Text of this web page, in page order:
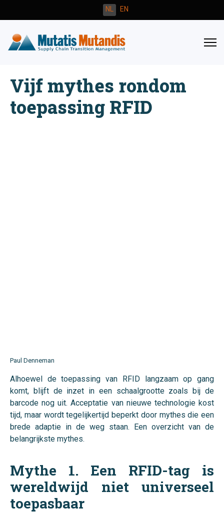
Selecteer de taal
NL EN
Vijf mythes rondom
toepassing RFID
Paul Denneman
Alhoewel de toepassing van RFID langzaam op gang
komt, blijft de inzet in een schaalgrootte zoals bij de
barcode nog uit. Acceptatie van nieuwe technologie kost
tijd, maar wordt tegelijkertijd beperkt door mythes die een
brede adaptie in de weg staan. Een overzicht van de
belangrijkste mythes.
Mythe 1. Een RFID-tag is
wereldwijd niet universeel
toepasbaar